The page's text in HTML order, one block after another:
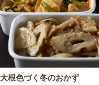
大根色づく冬のおかず